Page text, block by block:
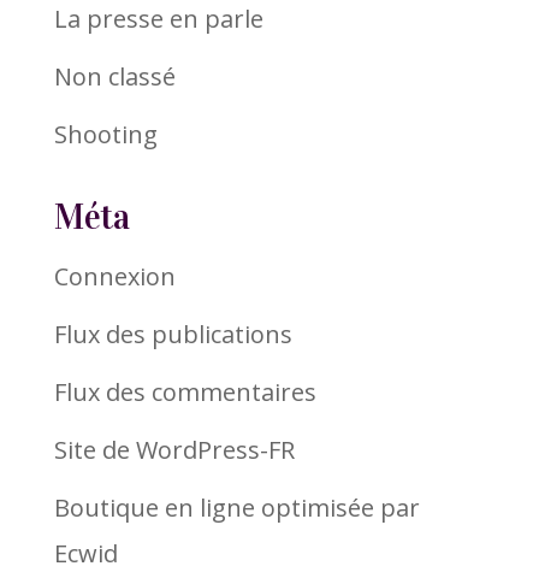
La presse en parle
Non classé
Shooting
Méta
Connexion
Flux des publications
Flux des commentaires
Site de WordPress-FR
Boutique en ligne optimisée par
Ecwid